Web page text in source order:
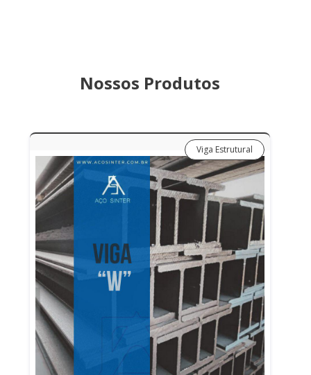
Nossos Produtos
Viga Estrutural